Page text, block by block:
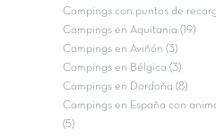
Campings con puntos de
Campings en Aquitania (19)
Campings en Aviñón (3)
Campings en Bélgica (3)
Campings en Dordoña (8)
Campings en España con
(5)